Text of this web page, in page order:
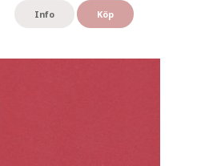
Info Köp